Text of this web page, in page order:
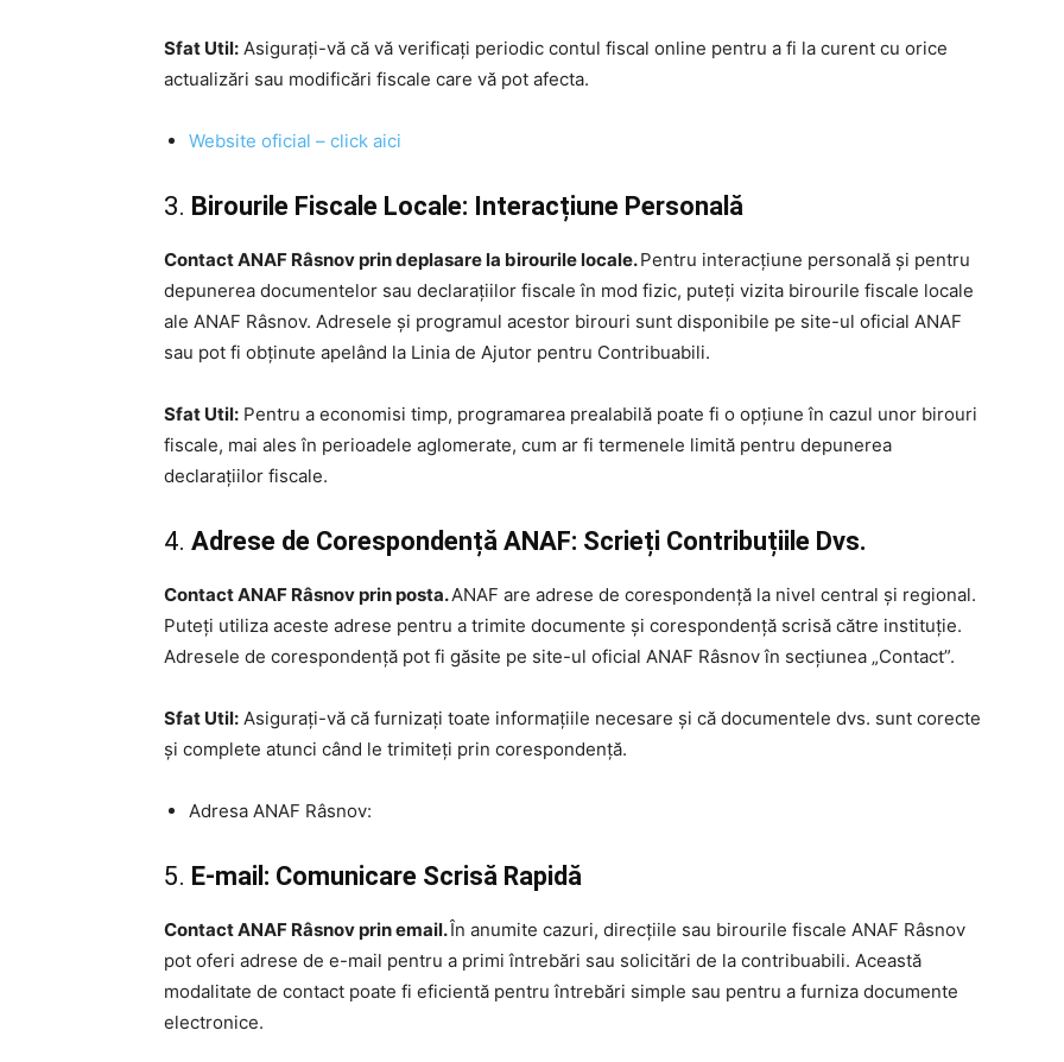
Sfat Util: Asigurați-vă că vă verificați periodic contul fiscal online pentru a fi la curent cu orice
actualizări sau modificări fiscale care vă pot afecta.
Website oficial – click aici
3. Birourile Fiscale Locale: Interacțiune Personală
Contact ANAF Râsnov prin deplasare la birourile locale.Pentru interacțiune personală și pentru
depunerea documentelor sau declarațiilor fiscale în mod fizic, puteți vizita birourile fiscale locale
ale ANAF Râsnov. Adresele și programul acestor birouri sunt disponibile pe site-ul oficial ANAF
sau pot fi obținute apelând la Linia de Ajutor pentru Contribuabili.
Sfat Util: Pentru a economisi timp, programarea prealabilă poate fi o opțiune în cazul unor birouri
fiscale, mai ales în perioadele aglomerate, cum ar fi termenele limită pentru depunerea
declarațiilor fiscale.
4. Adrese de Corespondență ANAF: Scrieți Contribuțiile Dvs.
Contact ANAF Râsnov prin posta.ANAF are adrese de corespondență la nivel central și regional.
Puteți utiliza aceste adrese pentru a trimite documente și corespondență scrisă către instituție.
Adresele de corespondență pot fi găsite pe site-ul oficial ANAF Râsnov în secțiunea „Contact”.
Sfat Util: Asigurați-vă că furnizați toate informațiile necesare și că documentele dvs. sunt corecte
și complete atunci când le trimiteți prin corespondență.
Adresa ANAF Râsnov:
5. E-mail: Comunicare Scrisă Rapidă
Contact ANAF Râsnov prin email.În anumite cazuri, direcțiile sau birourile fiscale ANAF Râsnov
pot oferi adrese de e-mail pentru a primi întrebări sau solicitări de la contribuabili. Această
modalitate de contact poate fi eficientă pentru întrebări simple sau pentru a furniza documente
electronice.